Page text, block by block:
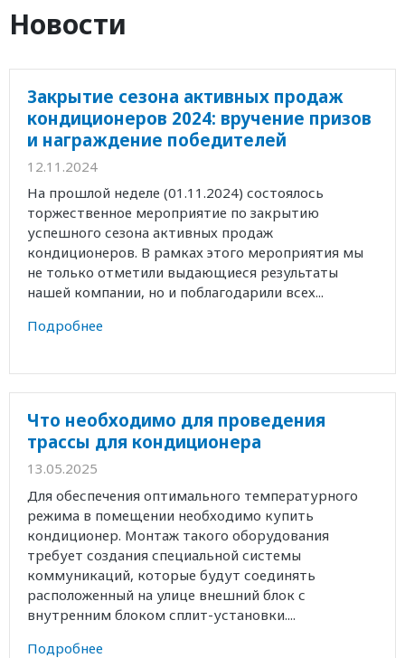
Новости
Закрытие сезона активных продаж
кондиционеров 2024: вручение призов
и награждение победителей
12.11.2024
На прошлой неделе (01.11.2024) состоялось
торжественное мероприятие по закрытию
успешного сезона активных продаж
кондиционеров. В рамках этого мероприятия мы
не только отметили выдающиеся результаты
нашей компании, но и поблагодарили всех...
Подробнее
Что необходимо для проведения
трассы для кондиционера
13.05.2025
Для обеспечения оптимального температурного
режима в помещении необходимо купить
кондиционер. Монтаж такого оборудования
требует создания специальной системы
коммуникаций, которые будут соединять
расположенный на улице внешний блок с
внутренним блоком сплит-установки....
Подробнее